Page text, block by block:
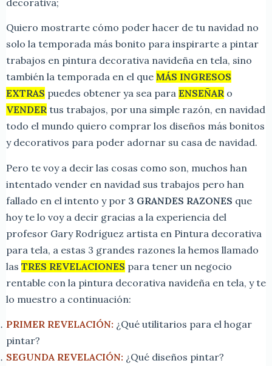
decorativa;
Quiero mostrarte cómo poder hacer de tu navidad no
solo la temporada más bonito para inspirarte a pintar
trabajos en pintura decorativa navideña en tela, sino
también la temporada en el que MÁS INGRESOS
EXTRAS puedes obtener ya sea para ENSEÑAR o
VENDER tus trabajos, por una simple razón, en navidad
todo el mundo quiero comprar los diseños más bonitos
y decorativos para poder adornar su casa de navidad.
Pero te voy a decir las cosas como son, muchos han
intentado vender en navidad sus trabajos pero han
fallado en el intento y por 3 GRANDES RAZONES que
hoy te lo voy a decir gracias a la experiencia del
profesor Gary Rodríguez artista en Pintura decorativa
para tela, a estas 3 grandes razones la hemos llamado
las TRES REVELACIONES para tener un negocio
rentable con la pintura decorativa navideña en tela, y te
lo muestro a continuación:
PRIMER REVELACIÓN: ¿Qué utilitarios para el hogar
pintar?
SEGUNDA REVELACIÓN: ¿Qué diseños pintar?